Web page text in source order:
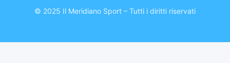
© 2025 Il Meridiano Sport – Tutti i diritti riservati